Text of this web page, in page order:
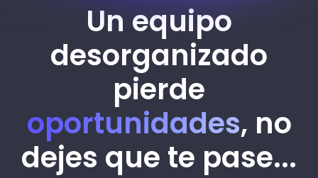
Un equipo
desorganizado
pierde
oportunidades, no
dejes que te pase...